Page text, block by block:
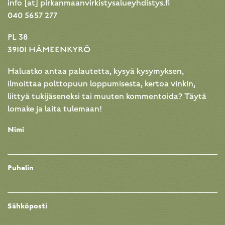
info [at] pirkanmaanvirkistysalueyhdistys.fi
040 5657 277
PL 38
39101 HÄMEENKYRÖ
Haluatko antaa palautetta, kysyä kysymyksen,
ilmoittaa polttopuun loppumisesta, kertoa vinkin,
liittyä tukijäseneksi tai muuten kommentoida? Täytä
lomake ja laita tulemaan!
Nimi
Puhelin
Sähköposti